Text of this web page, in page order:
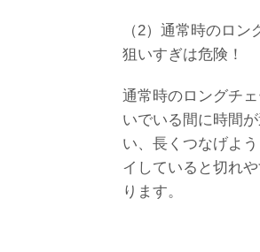
（2）通常時のロン
狙いすぎは危険！
通常時のロングチ
いでいる間に時間
い、長くつなげよ
イしていると切れ
ります。